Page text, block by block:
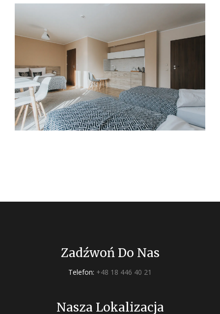
Zadźwoń Do Nas
Telefon: +48 18 446 40 21
Nasza Lokalizacja